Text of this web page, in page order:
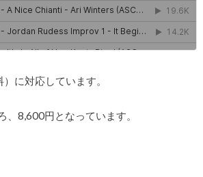
に対応しています。
、8,600円となっています。